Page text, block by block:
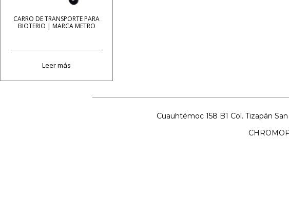
CARRO DE TRANSPORTE PARA
BIOTERIO | MARCA METRO
Leer más
Cuauhtémoc 158 B1 Col. Tizapán